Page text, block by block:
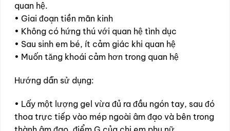
quan hệ.
• Giai đoạn tiền mãn kinh
• Không có hứng thú với quan hệ tình dục
• Sau sinh em bé, ít cảm giác khi quan hệ
• Muốn tăng khoái cảm hơn trong quan hệ
Hướng dẫn sử dụng:
• Lấy một lượng gel vừa đủ ra đầu ngón tay, sau đó
thoa trực tiếp vào mép ngoài âm đạo và bên trong